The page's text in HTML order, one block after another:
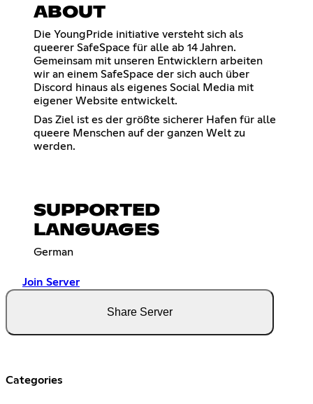
ABOUT
Die YoungPride initiative versteht sich als
queerer SafeSpace für alle ab 14 Jahren.
Gemeinsam mit unseren Entwicklern arbeiten
wir an einem SafeSpace der sich auch über
Discord hinaus als eigenes Social Media mit
eigener Website entwickelt.
Das Ziel ist es der größte sicherer Hafen für alle
queere Menschen auf der ganzen Welt zu
werden.
SUPPORTED
LANGUAGES
German
Join Server
Share Server
Categories